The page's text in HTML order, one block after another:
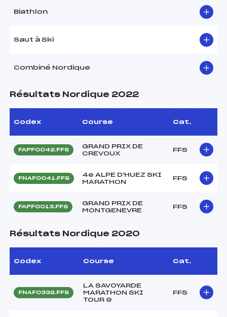
Biathlon
Saut à Ski
Combiné Nordique
Résultats Nordique 2022
Codex Course Cat.
FAPF0042.FFS
GRAND PRIX DE
CREVOUX
FFS
FNAF0041.FFS
4e ALPE D'HUEZ SKI
MARATHON
FFS
FAPF0013.FFS
GRAND PRIX DE
MONTGENEVRE
FFS
Résultats Nordique 2020
Codex Course Cat.
FNAF0332.FFS
LA SAVOYARDE
MARATHON SKI
TOUR 9
FFS